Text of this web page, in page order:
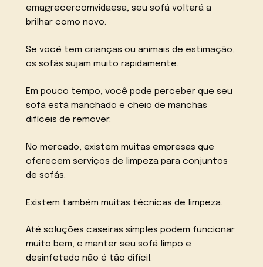
emagrecercomvidaesa, seu sofá voltará a
brilhar como novo.
Se você tem crianças ou animais de estimação,
os sofás sujam muito rapidamente.
Em pouco tempo, você pode perceber que seu
sofá está manchado e cheio de manchas
difíceis de remover.
No mercado, existem muitas empresas que
oferecem serviços de limpeza para conjuntos
de sofás.
Existem também muitas técnicas de limpeza.
Até soluções caseiras simples podem funcionar
muito bem, e manter seu sofá limpo e
desinfetado não é tão difícil.